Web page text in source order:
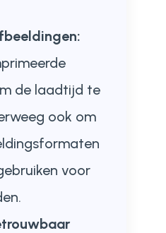
de laadtijd te
ook om
voor